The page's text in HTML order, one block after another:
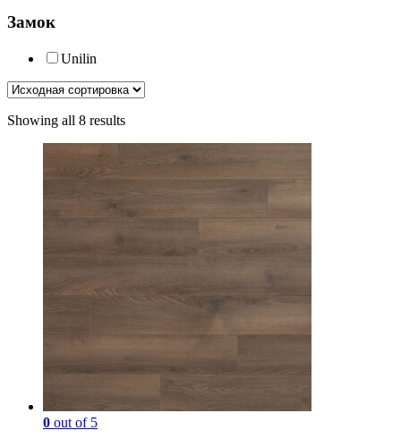
Замок
Unilin
Showing all 8 results
0 out of 5